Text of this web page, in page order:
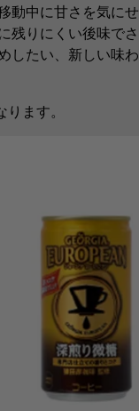
動中に甘さを気にせ
残りにくい後味でさ
したい、新しい味わ
ます。